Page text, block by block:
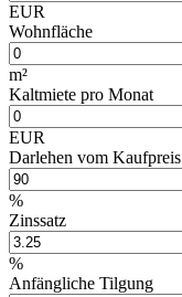
EUR
Wohnfläche
m²
Kaltmiete pro Monat
EUR
Darlehen vom Kaufpreis
%
Zinssatz
%
Anfängliche Tilgung